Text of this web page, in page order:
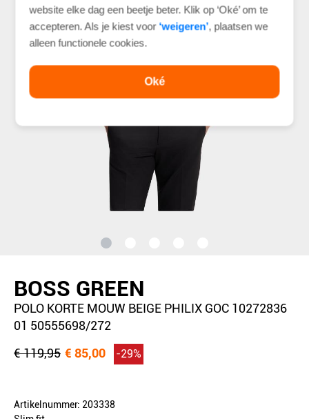
website elke dag een beetje beter. Klik op ‘Oké’ om te
accepteren. Als je kiest voor ‘weigeren’, plaatsen we
alleen functionele cookies.
Oké
BOSS GREEN
POLO KORTE MOUW BEIGE PHILIX GOC 10272836
01 50555698/272
€ 119,95 € 85,00 -29%
Artikelnummer: 203338